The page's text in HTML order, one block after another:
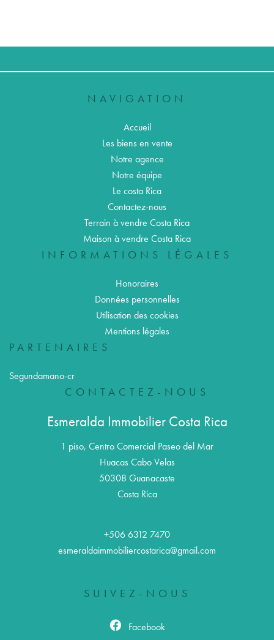
NAVIGATION
Accueil
Les biens en vente
Notre agence
Notre équipe
Le costa Rica
Contactez-nous
Terrain à vendre Costa Rica
Maison à vendre Costa Rica
INFORMATIONS LÉGALES
Honoraires
Données personnelles
Utilisation des cookies
Mentions légales
PARTENAIRES
Segundamano-cr
CONTACTEZ-NOUS
Esmeralda Immobilier Costa Rica
1 piso, Centro Comercial Paseo del Mar
Huacas Cabo Velas
50308 Guanacaste
Costa Rica
+506 6312 7470
esmeraldaimmobiliercostarica@gmail.com
SUIVEZ-NOUS
Facebook